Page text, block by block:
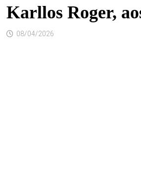
Karllos Roger,
08/04/2026